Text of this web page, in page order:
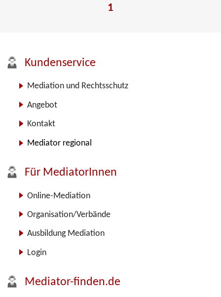
1
Kundenservice
Mediation und Rechtsschutz
Angebot
Kontakt
Mediator regional
Für MediatorInnen
Online-Mediation
Organisation/Verbände
Ausbildung Mediation
Login
Mediator-finden.de